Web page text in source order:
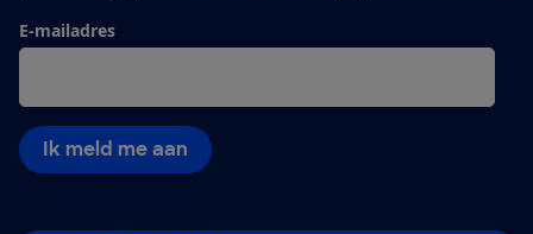
E-mailadres
Ik meld me aan